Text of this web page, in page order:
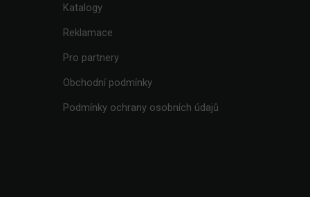
Katalogy
Reklamace
Pro partnery
Obchodní podmínky
Podmínky ochrany osobních údajů